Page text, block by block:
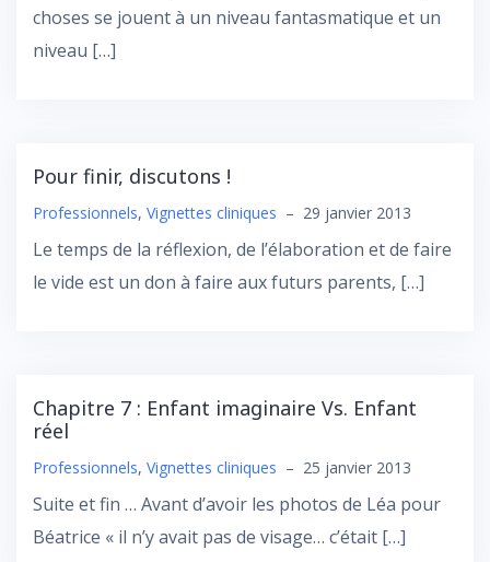
choses se jouent à un niveau fantasmatique et un
niveau […]
Pour finir, discutons !
Professionnels, Vignettes cliniques – 29 janvier 2013
Le temps de la réflexion, de l’élaboration et de faire
le vide est un don à faire aux futurs parents, […]
Chapitre 7 : Enfant imaginaire Vs. Enfant
réel
Professionnels, Vignettes cliniques – 25 janvier 2013
Suite et fin … Avant d’avoir les photos de Léa pour
Béatrice « il n’y avait pas de visage… c’était […]